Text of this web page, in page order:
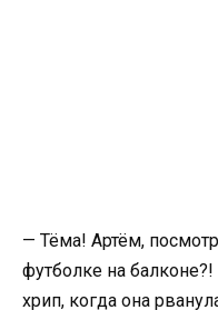
— Тёма! Артём,
футболке на
хрип, когда она